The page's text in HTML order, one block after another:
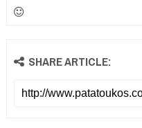
SHARE ARTICLE: